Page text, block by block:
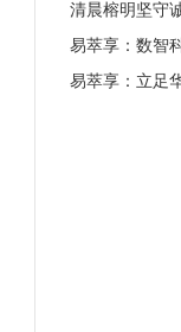
清晨榕明坚守
易萃享：数智
易萃享：立足